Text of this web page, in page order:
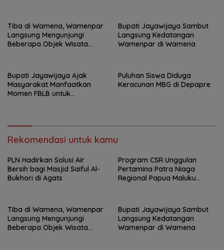
Tiba di Wamena, Wamenpar
Langsung Mengunjungi
Beberapa Objek Wisata
Bupati Jayawijaya Sambut
Langsung Kedatangan
Wamenpar di Wamena
Bupati Jayawijaya Ajak
Masyarakat Manfaatkan
Momen FBLB untuk
Puluhan Siswa Diduga
Keracunan MBG di Depapre
Rekomendasi untuk kamu
PLN Hadirkan Solusi Air
Bersih bagi Masjid Saiful Al-
Bukhori di Agats
Program CSR Unggulan
Pertamina Patra Niaga
Regional Papua Maluku
Tiba di Wamena, Wamenpar
Langsung Mengunjungi
Beberapa Objek Wisata
Bupati Jayawijaya Sambut
Langsung Kedatangan
Wamenpar di Wamena